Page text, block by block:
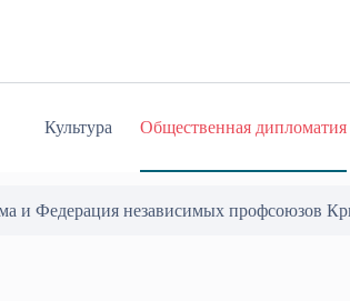
Культура Общественная дипломатия
Почётного знака «За гражданское